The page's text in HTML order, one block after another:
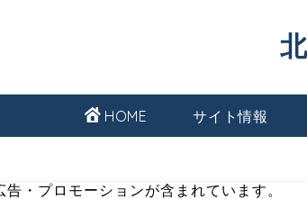
HOME サイト情報
・プロモーションが含まれています。